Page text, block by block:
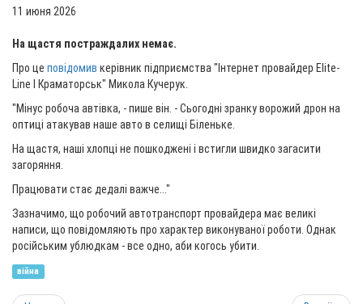
11 июня 2026
На щастя постраждалих немає.
Про це повідомив керівник підприємства "Інтернет провайдер Elite-
Line I Краматорськ" Микола Кучерук.
"Мінус робоча автівка, - пише він. - Сьогодні зранку ворожий дрон на
оптиці атакував наше авто в селищі Біленьке.
На щастя, наші хлопці не пошкоджені і встигли швидко загасити
загоряння.
Працювати стає дедалі важче..."
Зазначимо, що робочий автотранспорт провайдера має великі
написи, що повідомляють про характер виконуваної роботи. Однак
російським ублюдкам - все одно, аби когось убити.
війна